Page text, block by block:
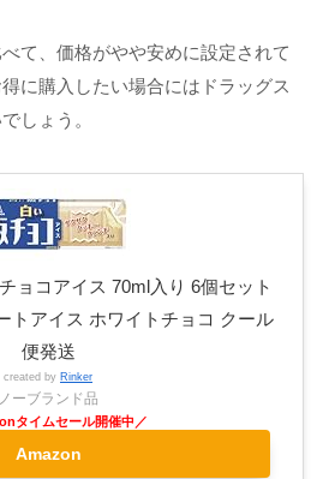
て、価格がやや安めに設定されて
に購入したい場合にはドラッグス
しょう。
ョコアイス 70ml入り 6個セット
トアイス ホワイトチョコ クール
便発送
created by Rinker
ノーブランド品
Amazon